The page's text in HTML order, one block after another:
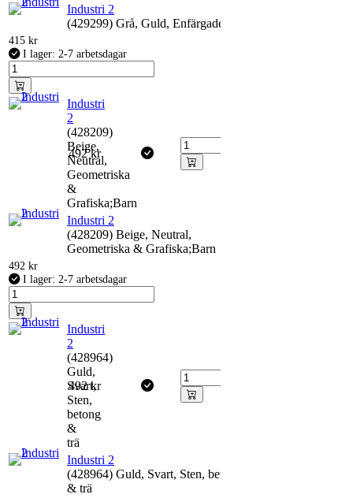
Industri 2
(429299) Grå, Guld, Enfärgade
415 kr
I lager: 2-7 arbetsdagar
Industri
2
(428209)
Beige,
Neutral,
Geometriska
&
Grafiska;Barn
492kr
Industri 2
(428209) Beige, Neutral,
Geometriska & Grafiska;Barn
492 kr
I lager: 2-7 arbetsdagar
Industri
2
(428964)
Guld,
Svart,
Sten,
betong
&
trä
492kr
Industri 2
(428964) Guld, Svart, Sten, betong
& trä